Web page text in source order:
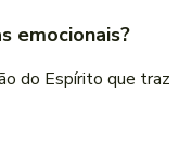
emocionais?
do Espírito que traz